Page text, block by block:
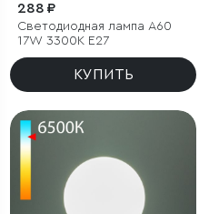
288 ₽
Светодиодная лампа А60
17W 3300K E27
КУПИТЬ